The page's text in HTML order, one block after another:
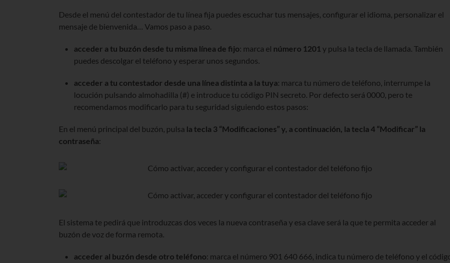
Desde el menú del contestador de tu línea fija puedes escuchar tus mensajes, configurar el idioma, personalizar el
mensaje de bienvenida… Vamos paso a paso.
acceder a tu buzón desde tu misma línea de fijo: marca el número 1201 y pulsa la tecla de llamada. También
puedes descolgar el teléfono y esperar unos segundos.
acceder a tu contestador desde una línea distinta a la tuya: marca tu número de teléfono, interrumpe la
locución pulsando almohadilla (#) e introduce tu código PIN secreto. Por defecto será 0000, pero te
recomendamos modificarlo para tu seguridad siguiendo estos pasos:
En el menú principal del buzón, pulsa la tecla 3 “Modificaciones” y, a continuación, la tecla 4 “Modificar” la
contraseña:
El sistema te pedirá que introduzcas dos veces la nueva contraseña y esa clave será la que te permita acceder al
buzón de voz de forma remota.
acceder al buzón desde otro teléfono: marca el número 901 640 666, indica tu número de teléfono y el